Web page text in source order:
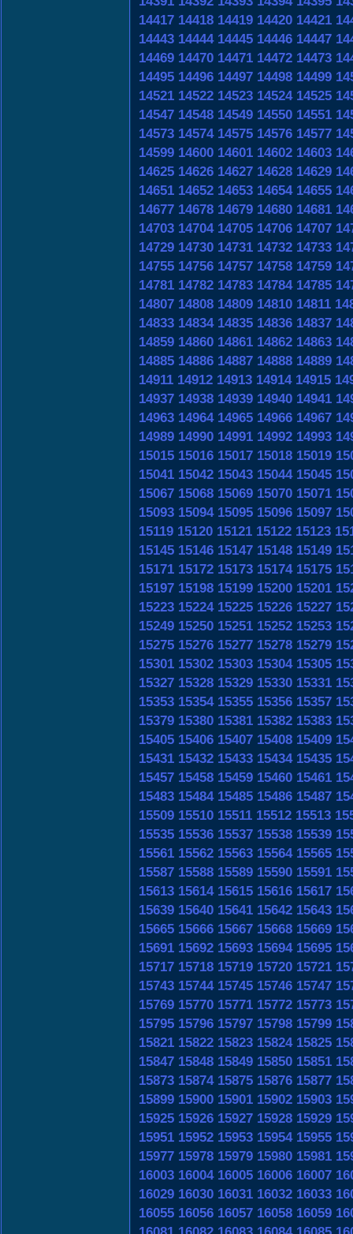
14417 14418 14419 14420 14421
14443 14444 14445 14446 14447
14469 14470 14471 14472 14473
14495 14496 14497 14498 14499
14521 14522 14523 14524 14525
14547 14548 14549 14550 14551
14573 14574 14575 14576 14577
14599 14600 14601 14602 14603
14625 14626 14627 14628 14629
14651 14652 14653 14654 14655
14677 14678 14679 14680 14681
14703 14704 14705 14706 14707
14729 14730 14731 14732 14733
14755 14756 14757 14758 14759
14781 14782 14783 14784 14785
14807 14808 14809 14810 14811
14833 14834 14835 14836 14837
14859 14860 14861 14862 14863
14885 14886 14887 14888 14889
14911 14912 14913 14914 14915
14937 14938 14939 14940 14941
14963 14964 14965 14966 14967
14989 14990 14991 14992 14993
15015 15016 15017 15018 15019
15041 15042 15043 15044 15045
15067 15068 15069 15070 15071
15093 15094 15095 15096 15097
15119 15120 15121 15122 15123
15145 15146 15147 15148 15149
15171 15172 15173 15174 15175
15197 15198 15199 15200 15201
15223 15224 15225 15226 15227
15249 15250 15251 15252 15253
15275 15276 15277 15278 15279
15301 15302 15303 15304 15305
15327 15328 15329 15330 15331
15353 15354 15355 15356 15357
15379 15380 15381 15382 15383
15405 15406 15407 15408 15409
15431 15432 15433 15434 15435
15457 15458 15459 15460 15461
15483 15484 15485 15486 15487
15509 15510 15511 15512 15513
15535 15536 15537 15538 15539
15561 15562 15563 15564 15565
15587 15588 15589 15590 15591
15613 15614 15615 15616 15617
15639 15640 15641 15642 15643
15665 15666 15667 15668 15669
15691 15692 15693 15694 15695
15717 15718 15719 15720 15721
15743 15744 15745 15746 15747
15769 15770 15771 15772 15773
15795 15796 15797 15798 15799
15821 15822 15823 15824 15825
15847 15848 15849 15850 15851
15873 15874 15875 15876 15877
15899 15900 15901 15902 15903
15925 15926 15927 15928 15929
15951 15952 15953 15954 15955
15977 15978 15979 15980 15981
16003 16004 16005 16006 16007
16029 16030 16031 16032 16033
16055 16056 16057 16058 16059